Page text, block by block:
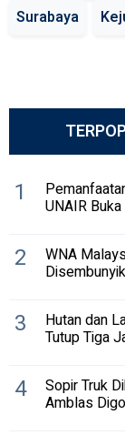
Surabaya
1 UNAIR
2 WNA
3 Hutan dan
Tutup Tiga
4 Sopir Truk
Amblas